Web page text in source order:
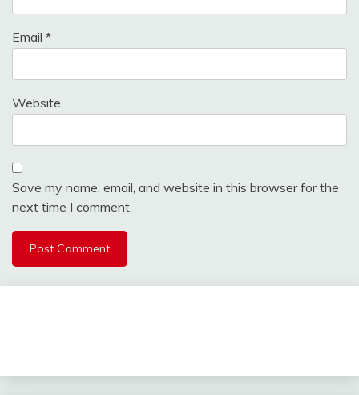
Email *
Website
Save my name, email, and website in this browser for the
next time I comment.